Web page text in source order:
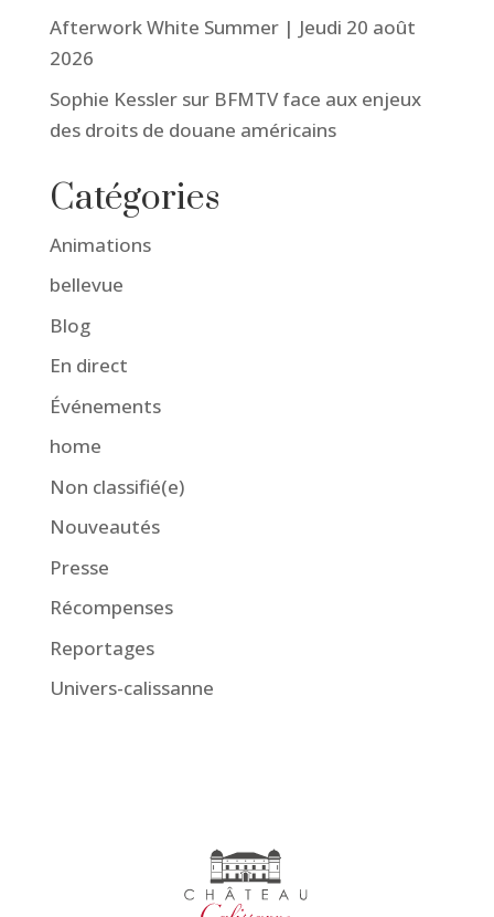
Afterwork White Summer | Jeudi 20 août
2026
Sophie Kessler sur BFMTV face aux enjeux
des droits de douane américains
Catégories
Animations
bellevue
Blog
En direct
Événements
home
Non classifié(e)
Nouveautés
Presse
Récompenses
Reportages
Univers-calissanne